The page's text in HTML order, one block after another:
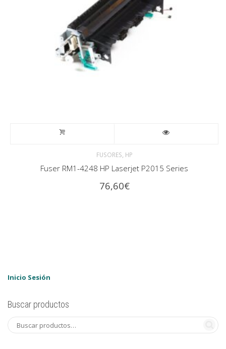
FUSORES, HP
Fuser RM1-4248 HP Laserjet P2015 Series
76,60€
Inicio Sesión
Buscar productos